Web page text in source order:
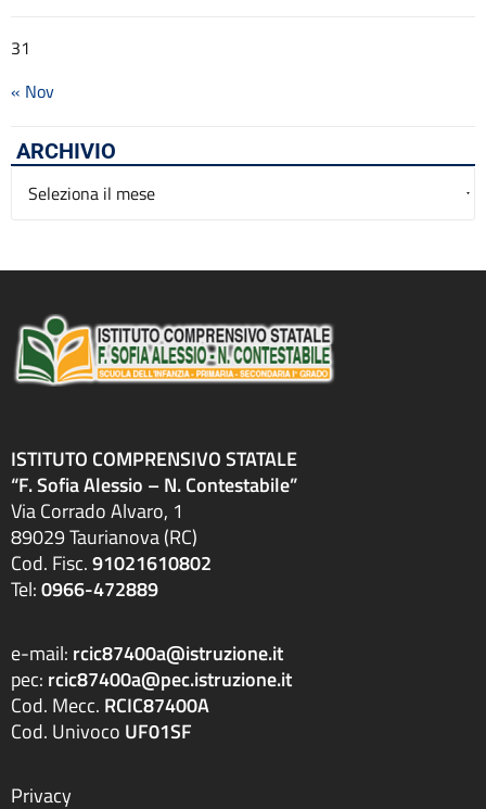
31
« Nov
ARCHIVIO
Archivio
ISTITUTO COMPRENSIVO STATALE
“F. Sofia Alessio – N. Contestabile”
Via Corrado Alvaro, 1
89029 Taurianova (RC)
Cod. Fisc.91021610802
Tel:0966-472889
e-mail: rcic87400a@istruzione.it
pec: rcic87400a@pec.istruzione.it
Cod. Mecc. RCIC87400A
Cod. Univoco UF01SF
Privacy